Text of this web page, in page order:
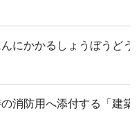
にかかるしょうぼうど
消防用へ添付する「建